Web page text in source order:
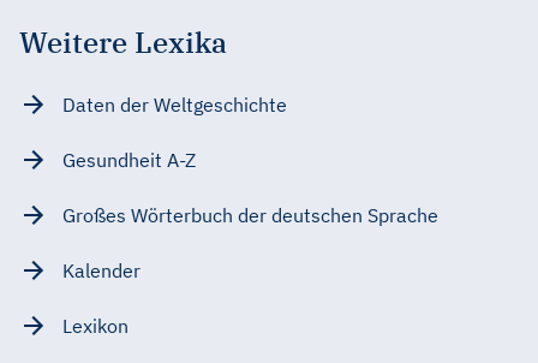
Weitere Lexika
Daten der Weltgeschichte
Gesundheit A-Z
Großes Wörterbuch der deutschen Sprache
Kalender
Lexikon